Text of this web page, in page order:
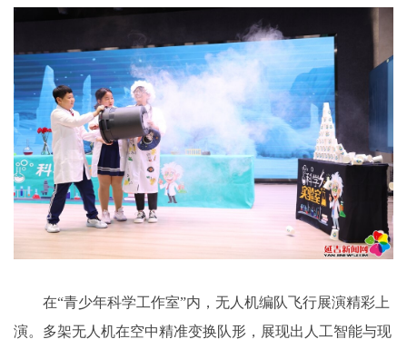
在“青少年科学工作室”内，无人机编队飞行展演精彩上
演。多架无人机在空中精准变换队形，展现出人工智能与现